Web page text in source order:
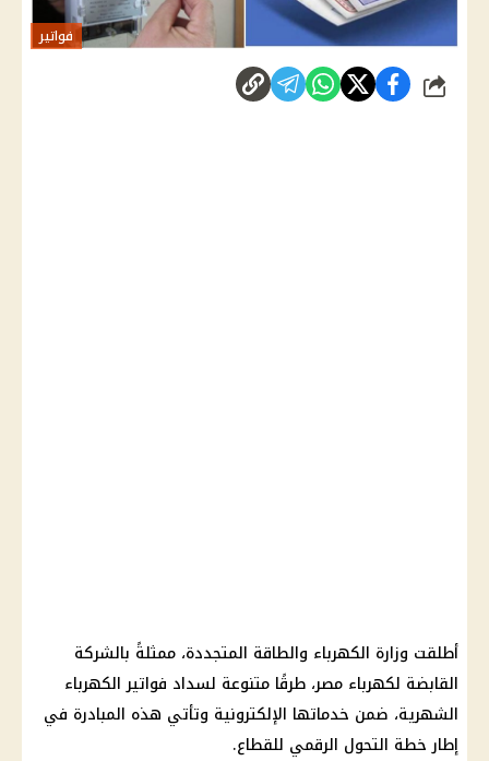
فواتير
شارك
أطلقت وزارة الكهرباء والطاقة المتجددة، ممثلةً بالشركة
القابضة لكهرباء مصر، طرقًا متنوعة لسداد فواتير الكهرباء
الشهرية، ضمن خدماتها الإلكترونية وتأتي هذه المبادرة في
إطار خطة التحول الرقمي للقطاع.